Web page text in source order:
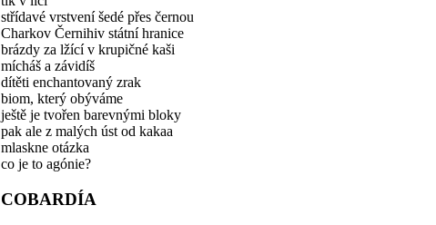
střídavé vrstvení šedé přes černou
Charkov Černihiv státní hranice
brázdy za lžící v krupičné kaši
mícháš a závidíš
dítěti enchantovaný zrak
biom, který obýváme
ještě je tvořen barevnými bloky
pak ale z malých úst od kakaa
mlaskne otázka
co je to agónie?
COBARDÍA